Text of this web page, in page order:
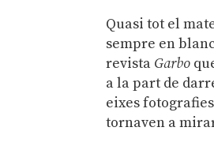
Quasi tot el
sempre en
revista Garbo
a la part de
eixes
tornaven a